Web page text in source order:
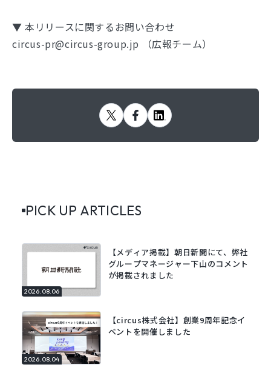
▼ 本リリースに関するお問い合わせ
circus-pr@circus-group.jp （広報チーム）
PICK UP ARTICLES
2026.08.06
【メディア掲載】朝日新聞にて、弊社
グループマネージャー下山のコメント
が掲載されました
2026.08.04
【circus株式会社】創業9周年記念イ
ベントを開催しました